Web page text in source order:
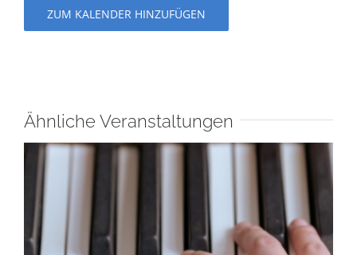
ZUM KALENDER HINZUFÜGEN
Ähnliche Veranstaltungen